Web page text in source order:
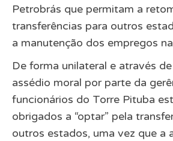
Petrobrás que permitam a
transferências para outros
a manutenção dos empregos
De forma unilateral e através
assédio moral por parte da
funcionários do Torre Pituba
obrigados a “optar” pela
outros estados, uma vez que a